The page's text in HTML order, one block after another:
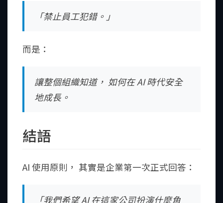
「禁止員工犯錯。」
而是：
讓整個組織知道， 如何在 AI 時代安全
地成長。
結語
AI 使用原則， 其實是企業第一次正式回答：
「我們希望 AI 在這家公司扮演什麼角